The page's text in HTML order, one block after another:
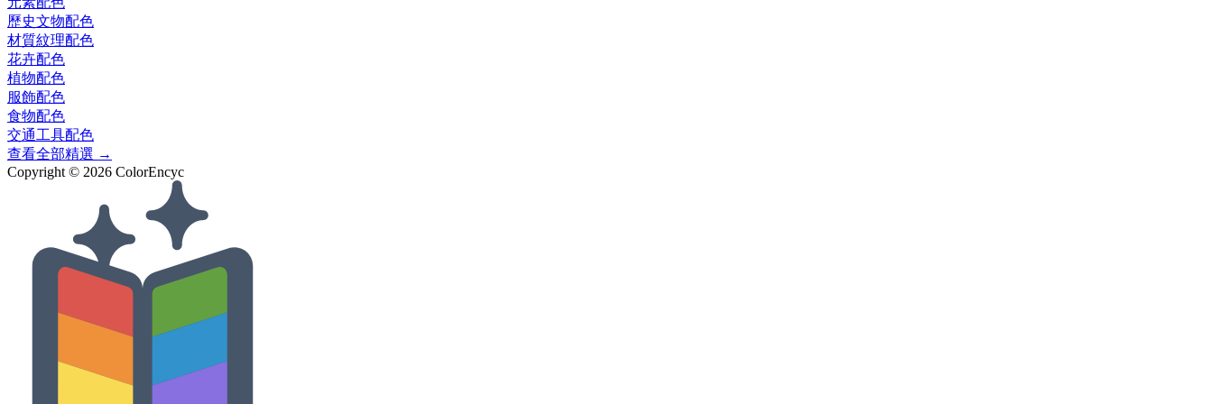
歷史文物配色
材質紋理配色
花卉配色
植物配色
服飾配色
食物配色
交通工具配色
查看全部精選 →
Copyright © 2026 ColorEncyc